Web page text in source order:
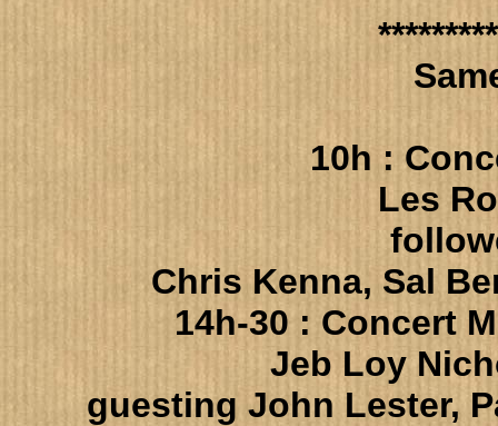
10h :
Les
Chris Kenna, Sal
14h-30 : Concert
Jeb Loy
guesting John Lester,